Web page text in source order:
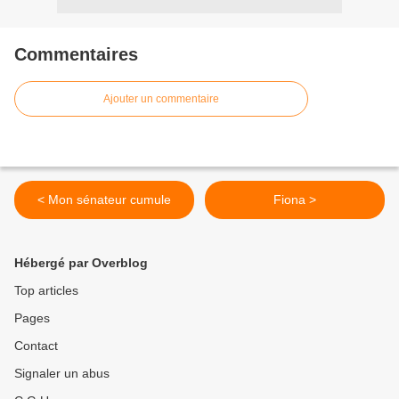
Commentaires
Ajouter un commentaire
< Mon sénateur cumule Fiona >
Hébergé par Overblog
Top articles
Pages
Contact
Signaler un abus